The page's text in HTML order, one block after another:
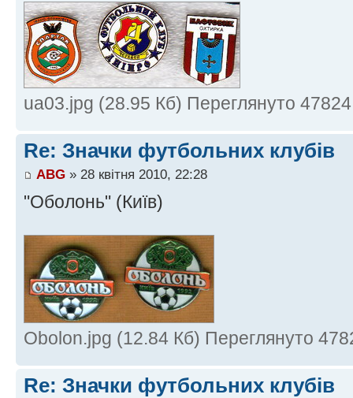
ua03.jpg (28.95 Кб) Переглянуто 47824
Re: Значки футбольних клубів
ABG » 28 квітня 2010, 22:28
"Оболонь" (Київ)
Obolon.jpg (12.84 Кб) Переглянуто
Re: Значки футбольних клубів